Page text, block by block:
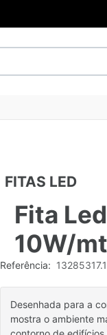
FITAS LED
Fita
10W/
Referência:
Desenhada para a
mostra o ambiente